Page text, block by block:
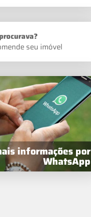
seu imóvel
informações por
WhatsApp